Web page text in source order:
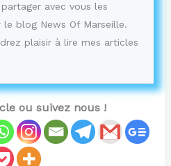
avec vous les
blog News Of Marseille.
plaisir à lire mes articles
ou suivez nous !